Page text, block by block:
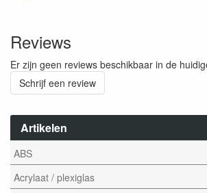
Artikelen
ABS
Acrylaat / plexiglas
Reviews
Er zijn geen reviews beschikbaar in de
Schrijf een review